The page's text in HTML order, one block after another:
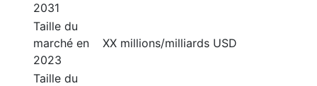
2031
Taille du
marché en
2023
XX millions/milliards USD
Taille du